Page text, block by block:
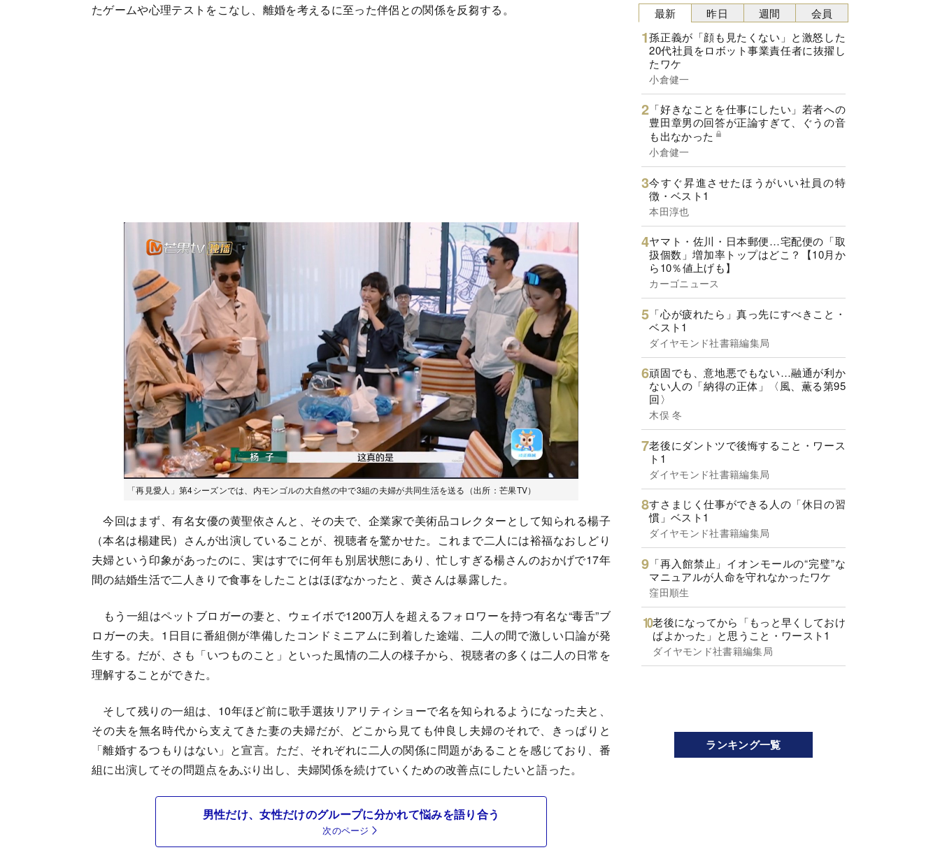
たゲームや心理テストをこなし、離婚を考えるに至った伴侶との関係を反芻する。
「再見愛人」第4シーズンでは、内モンゴルの大自然の中で3組の夫婦が共同生活を送る（出所：芒果TV）
今回はまず、有名女優の黄聖依さんと、その夫で、企業家で美術品コレクターとして知られる楊子
（本名は楊建民）さんが出演していることが、視聴者を驚かせた。これまで二人には裕福なおしどり
夫婦という印象があったのに、実はすでに何年も別居状態にあり、忙しすぎる楊さんのおかげで17年
間の結婚生活で二人きりで食事をしたことはほぼなかったと、黄さんは暴露した。
もう一組はペットブロガーの妻と、ウェイボで1200万人を超えるフォロワーを持つ有名な“毒舌”ブ
ロガーの夫。1日目に番組側が準備したコンドミニアムに到着した途端、二人の間で激しい口論が発
生する。だが、さも「いつものこと」といった風情の二人の様子から、視聴者の多くは二人の日常を
理解することができた。
そして残りの一組は、10年ほど前に歌手選抜リアリティショーで名を知られるようになった夫と、
その夫を無名時代から支えてきた妻の夫婦だが、どこから見ても仲良し夫婦のそれで、きっぱりと
「離婚するつもりはない」と宣言。ただ、それぞれに二人の関係に問題があることを感じており、番
組に出演してその問題点をあぶり出し、夫婦関係を続けていくための改善点にしたいと語った。
男性だけ、女性だけのグループに分かれて悩みを語り合う
次のページ
最新
孫正義が「顔も見たくない」と激怒した
20代社員をロボット事業責任者に抜擢し
たワケ
小倉健一
「好きなことを仕事にしたい」若者への
豊田章男の回答が正論すぎて、ぐうの音
も出なかった
小倉健一
今すぐ昇進させたほうがいい社員の特
徴・ベスト1
本田淳也
ヤマト・佐川・日本郵便…宅配便の「取
扱個数」増加率トップはどこ？【10月か
ら10％値上げも】
カーゴニュース
「心が疲れたら」真っ先にすべきこと・
ベスト1
ダイヤモンド社書籍編集局
頑固でも、意地悪でもない…融通が利か
ない人の「納得の正体」〈風、薫る第95
回〉
木俣 冬
老後にダントツで後悔すること・ワース
ト1
ダイヤモンド社書籍編集局
すさまじく仕事ができる人の「休日の習
慣」ベスト1
ダイヤモンド社書籍編集局
「再入館禁止」イオンモールの“完璧”な
マニュアルが人命を守れなかったワケ
窪田順生
老後になってから「もっと早くしておけ
ばよかった」と思うこと・ワースト1
ダイヤモンド社書籍編集局
昨日 週間 会員
ランキング一覧